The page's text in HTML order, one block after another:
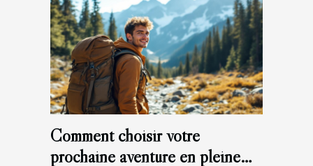
Comment choisir votre
prochaine aventure en pleine